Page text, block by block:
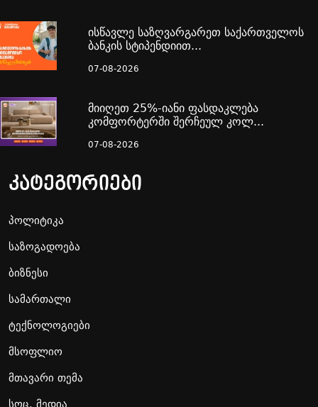
ისწავლე საზღვარგარეთ საქართველოს
ბანკის სტიპენდიით...
07-08-2026
მიიღეთ 25%-იანი ფასდაკლება
კომფორტერში შერჩეულ კოლ...
07-08-2026
კატეგორიები
პოლიტიკა
საზოგადოება
ბიზნესი
სამართალი
ტექნოლოგიები
მსოფლიო
მთავარი თემა
სოც. მედია